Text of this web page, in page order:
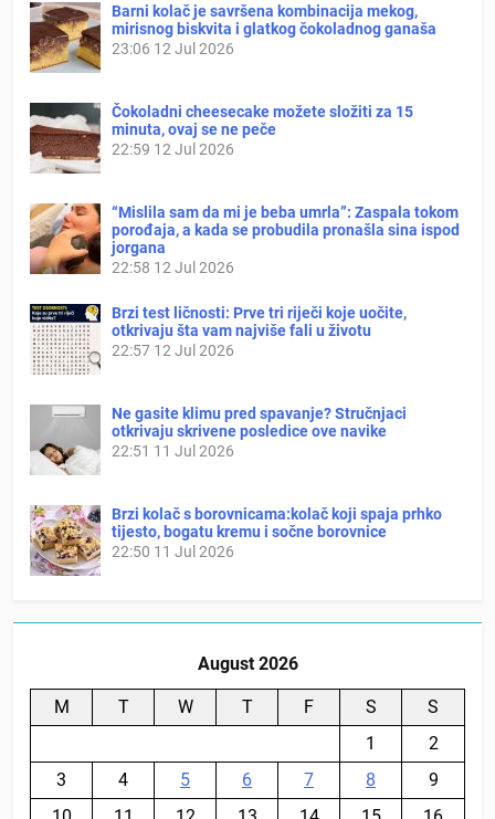
Barni kolač je savršena kombinacija mekog,
mirisnog biskvita i glatkog čokoladnog ganaša
23:06 12 Jul 2026
Čokoladni cheesecake možete složiti za 15
minuta, ovaj se ne peče
22:59 12 Jul 2026
“Mislila sam da mi je beba umrla”: Zaspala tokom
porođaja, a kada se probudila pronašla sina ispod
jorgana
22:58 12 Jul 2026
Brzi test ličnosti: Prve tri riječi koje uočite,
otkrivaju šta vam najviše fali u životu
22:57 12 Jul 2026
Ne gasite klimu pred spavanje? Stručnjaci
otkrivaju skrivene posledice ove navike
22:51 11 Jul 2026
Brzi kolač s borovnicama:kolač koji spaja prhko
tijesto, bogatu kremu i sočne borovnice
22:50 11 Jul 2026
August 2026
M T W T F S
S
1
2
3
4 5 6 7 8
9